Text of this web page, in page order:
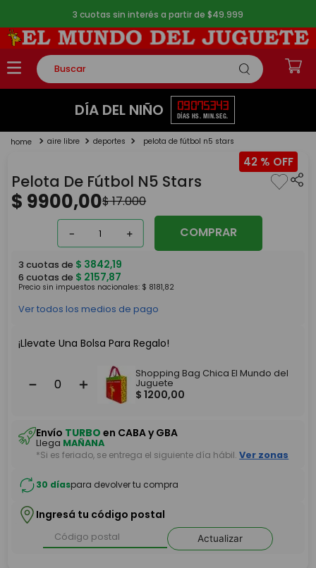
3 cuotas sin interés a partir de $49.999
Buscar
TÉRMINOS MÁS BUSCADOS
2.
lego
4.
monopatin
toy story
DÍA DEL NIÑO 09
DÍAS
07
HS.
53
MIN.
42
SEG.
aire libre deportes pelota de fútbol n5 stars
42 %
Pelota De Fútbol N5 Stars
$ 9900,00$17.000
＋
－ COMPRAR
3 cuotas de $ 3842,19
6 cuotas de $ 2157,87
Precio sin impuestos nacionales: $ 8181,82
Ver todos los medios de pago
¡Llevate Una Bolsa Para Regalo!
＋
－
Shopping Bag Chica El Mundo del
Juguete
$ 1200,00
Envío TURBO en CABA y GBA
Llega MAÑANA
*Si es feriado, se entrega el siguiente día hábil. Ver zonas
30 díaspara devolver tu compra
Ingresá tu código postal
Actualizar